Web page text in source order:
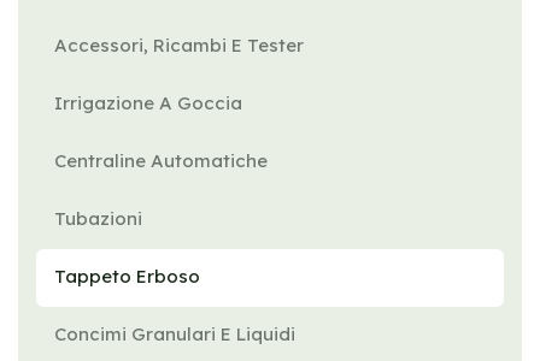
Accessori, Ricambi E Tester
Irrigazione A Goccia
Centraline Automatiche
Tubazioni
Tappeto Erboso
Concimi Granulari E Liquidi